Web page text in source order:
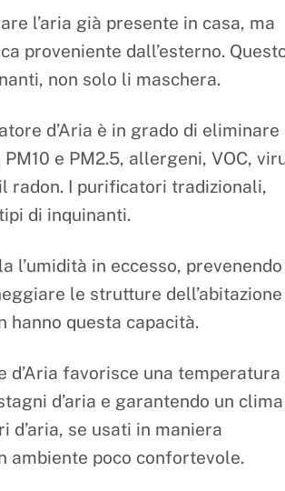
l’aria già presente in casa, ma
proveniente dall’esterno.
non solo li maschera.
d’Aria è in grado di eliminare
e PM2.5, allergeni, VOC,
radon. I purificatori tradizionali,
di inquinanti.
l’umidità in eccesso,
le strutture dell’abitazione
hanno questa capacità.
d’Aria favorisce una temperatura
d’aria e garantendo un clima
se usati in maniera
ambiente poco confortevole.